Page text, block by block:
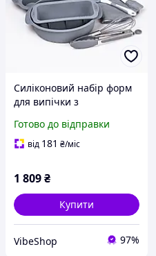
Силіконовий набір форм
для випічки з
покриттям з кухонним
приладдям (VS)
Готово до відправки
від 181 ₴/міс
1 809₴
Купити
VibeShop 97%